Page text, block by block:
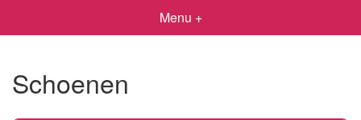
Menu +
Schoenen